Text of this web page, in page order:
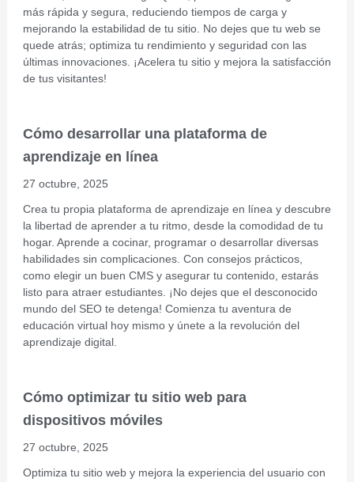
más rápida y segura, reduciendo tiempos de carga y
mejorando la estabilidad de tu sitio. No dejes que tu web se
quede atrás; optimiza tu rendimiento y seguridad con las
últimas innovaciones. ¡Acelera tu sitio y mejora la satisfacción
de tus visitantes!
Cómo desarrollar una plataforma de
aprendizaje en línea
27 octubre, 2025
Crea tu propia plataforma de aprendizaje en línea y descubre
la libertad de aprender a tu ritmo, desde la comodidad de tu
hogar. Aprende a cocinar, programar o desarrollar diversas
habilidades sin complicaciones. Con consejos prácticos,
como elegir un buen CMS y asegurar tu contenido, estarás
listo para atraer estudiantes. ¡No dejes que el desconocido
mundo del SEO te detenga! Comienza tu aventura de
educación virtual hoy mismo y únete a la revolución del
aprendizaje digital.
Cómo optimizar tu sitio web para
dispositivos móviles
27 octubre, 2025
Optimiza tu sitio web y mejora la experiencia del usuario con